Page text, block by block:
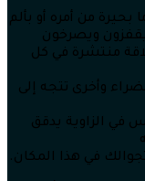
من أمره أو بألم
ويصرخون
منتشرة في كل
وأخرى تتجه إلى
الزاوية يدقق
في هذا المكان.